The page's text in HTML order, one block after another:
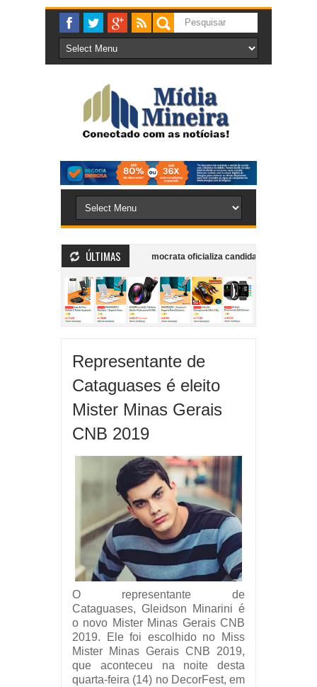
ÚLTIMAS
mobiliza bombeiros Democrata oficializa candidatura do ex-deputado
envolvimento em esquema de fraude à licitação do transporte coletivo
dentro de supermercado
Representante de
Cataguases é eleito
Mister Minas Gerais
CNB 2019
O representante de
Cataguases, Gleidson Minarini é
o novo Mister Minas Gerais CNB
2019. Ele foi escolhido no Miss
Mister Minas Gerais CNB 2019,
que aconteceu na noite desta
quarta-feira (14) no DecorFest, em